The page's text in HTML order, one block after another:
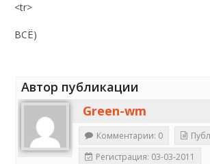
<tr>
ВСЁ)
Автор публикации
Green-wm
Комментарии: 0
Регистрация: 03-03-2011